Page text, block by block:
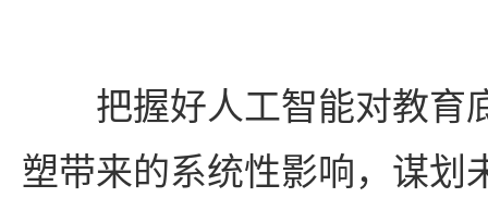
把握好人工智能对教育
塑带来的系统性影响，谋划